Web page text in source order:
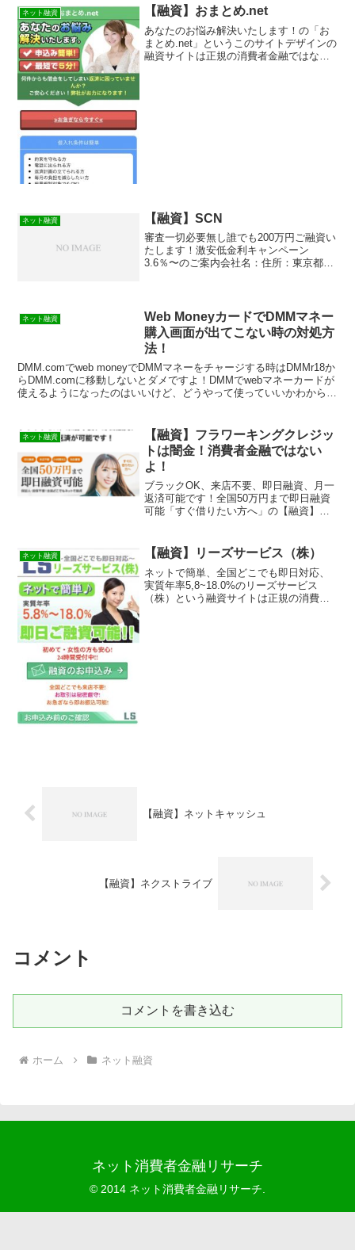
突然送られてきたSMSメールでお金を貸
してもらえる消費者金融...
ネット融資 【融資】おまとめ.net
あなたのお悩み解決いたします！の「お
まとめ.net」というこのサイトデザインの
融資サイトは正規の消費者金融ではなく
ネット融資 【融資】SCN
審査一切必要無し誰でも200万円ご融資い
たします！激安低金利キャンペーン
3.6％〜のご案内会社名：住所：東京都渋
ネット融資
Web MoneyカードでDMMマネー
購入画面が出てこない時の対処方
法！
DMM.comでweb moneyでDMMマネーをチャージする時はDMMr18か
らDMM.comに移動しないとダメですよ！DMMでwebマネーカードが
使えるようになったのはいいけど、どうやって使っていいかわからな
ネット融資
【融資】フラワーキングクレジッ
トは闇金！消費者金融ではない
よ！
ブラックOK、来店不要、即日融資、月一
返済可能です！全国50万円まで即日融資
可能「すぐ借りたい方へ」の【融資】フ
送られてきたSMSメールでお金を貸して
もらえる消費者金融...
ネット融資 【融資】リーズサービス（株）
ネットで簡単、全国どこでも即日対応、
実質年率5,8~18.0%のリーズサービス
（株）という融資サイトは正規の消費者
【融資】ネットキャッシュ
【融資】ネクストライブ
コメント
コメントを書き込む
ホーム ネット融資
ネット消費者金融リサーチ
© 2014 ネット消費者金融リサーチ.